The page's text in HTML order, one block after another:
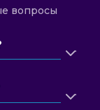
вопросы